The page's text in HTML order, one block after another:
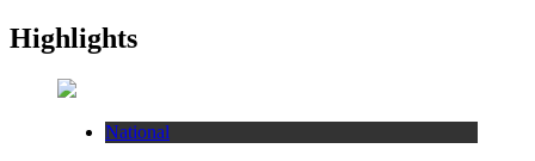
Highlights
National